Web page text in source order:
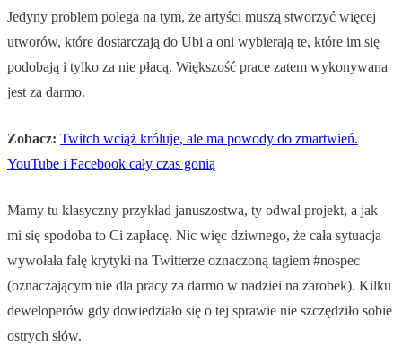
Jedyny problem polega na tym, że artyści muszą stworzyć więcej
utworów, które dostarczają do Ubi a oni wybierają te, które im się
podobają i tylko za nie płacą. Większość prace zatem wykonywana
jest za darmo.
Zobacz: Twitch wciąż króluje, ale ma powody do zmartwień.
YouTube i Facebook cały czas gonią
Mamy tu klasyczny przykład januszostwa, ty odwal projekt, a jak
mi się spodoba to Ci zapłacę. Nic więc dziwnego, że cała sytuacja
wywołała falę krytyki na Twitterze oznaczoną tagiem #nospec
(oznaczającym nie dla pracy za darmo w nadziei na zarobek). Kilku
deweloperów gdy dowiedziało się o tej sprawie nie szczędziło sobie
ostrych słów.